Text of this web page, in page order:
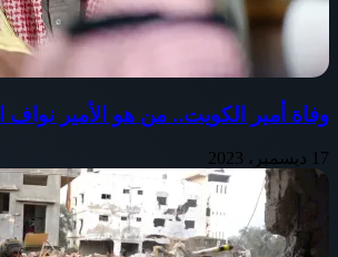
وفاة أمير الكويت.. من هو الأمير نواف
17 ديسمبر، 2023